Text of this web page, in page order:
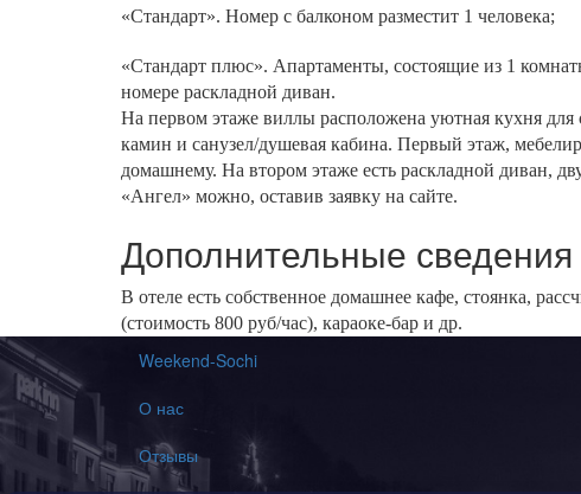
«Стандарт». Номер с балконом разместит 1 человека;
«Стандарт плюс». Апартаменты, состоящие из 1
номере раскладной диван.
На первом этаже виллы расположена уютная кухня для
камин и санузел/душевая кабина. Первый этаж,
домашнему. На втором этаже есть раскладной диван,
«Ангел» можно, оставив заявку на сайте.
Дополнительные сведения
В отеле есть собственное домашнее кафе, стоянка,
(стоимость 800 руб/час), караоке-бар и др.
Weekend-Sochi
О нас
Отзывы